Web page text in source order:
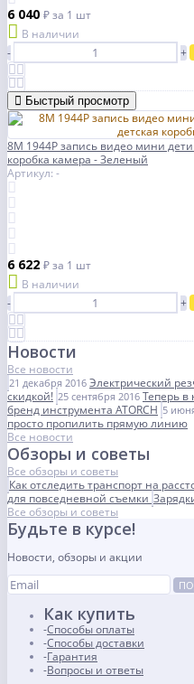
6 040 ₽за 1 шт
В наличии
-
+
Быстрый просмотр
8M 1944P запись видео мини
коробка камера - Зеленый
Артикул: -
6 622 ₽за 1 шт
В наличии
-
+
Новости
Все новости
21 декабря 2016 Электрический
скидкой! 25 сентября 2016 Теперь
бренд инструмента ATORCH 5
просто пропилить прямую линию
Все новости
Обзоры и советы
Все обзоры и советы
Как отследить транспорт на
для повседневной съемки
Все обзоры и советы
Будьте в курсе!
Новости, обзоры и акции
Как купить
Способы оплаты
Способы доставки
Гарантия
Вопросы и ответы